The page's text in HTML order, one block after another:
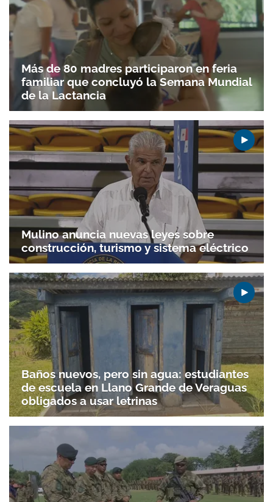
Más de 80 madres participaron en feria
familiar que concluyó la Semana Mundial
de la Lactancia
Mulino anuncia nuevas leyes sobre
construcción, turismo y sistema eléctrico
Baños nuevos, pero sin agua: estudiantes
de escuela en Llano Grande de Veraguas
obligados a usar letrinas